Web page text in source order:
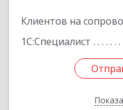
Клиентов на
1С:Специалист